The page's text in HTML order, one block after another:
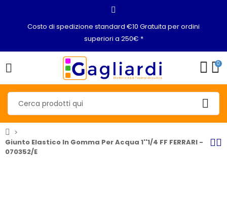
Costo di spedizione standard €10 Gratuita per ordini
superiori a 250€ *
0
Giunto Elastico In Gomma Per Acqua 1''1/4 FF FERRARI -
070352/E